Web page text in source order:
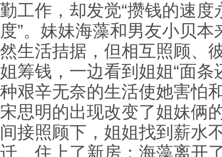
勤工作，却发觉“攒钱的速
度”。妹妹海藻和男友小贝
然生活拮据，但相互照顾、
姐筹钱，一边看到姐姐“面
种艰辛无奈的生活使她害怕
宋思明的出现改变了姐妹俩
间接照顾下，姐姐找到薪水
迁、住上了新房；海藻离开